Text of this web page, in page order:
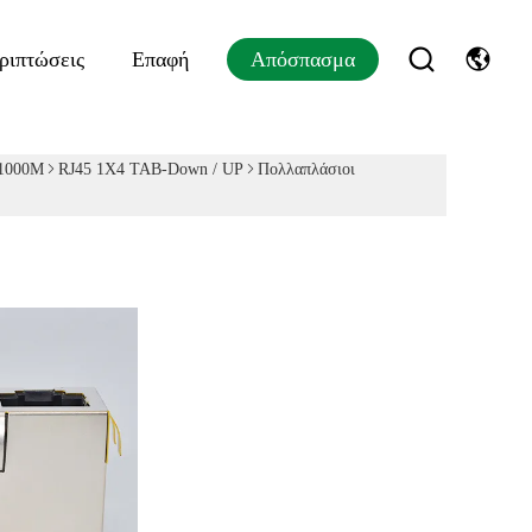
Επαφή Απόσπασμα
RJ45 1X4 TAB-Down / UP Πολλαπλάσιοι